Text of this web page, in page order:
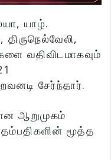
யாழ்.
வதிவிடமாகவும்
சேர்ந்தார்.
ஆறுமுகம்
மூத்த